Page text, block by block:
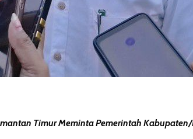
Timur Meminta Pemerintah